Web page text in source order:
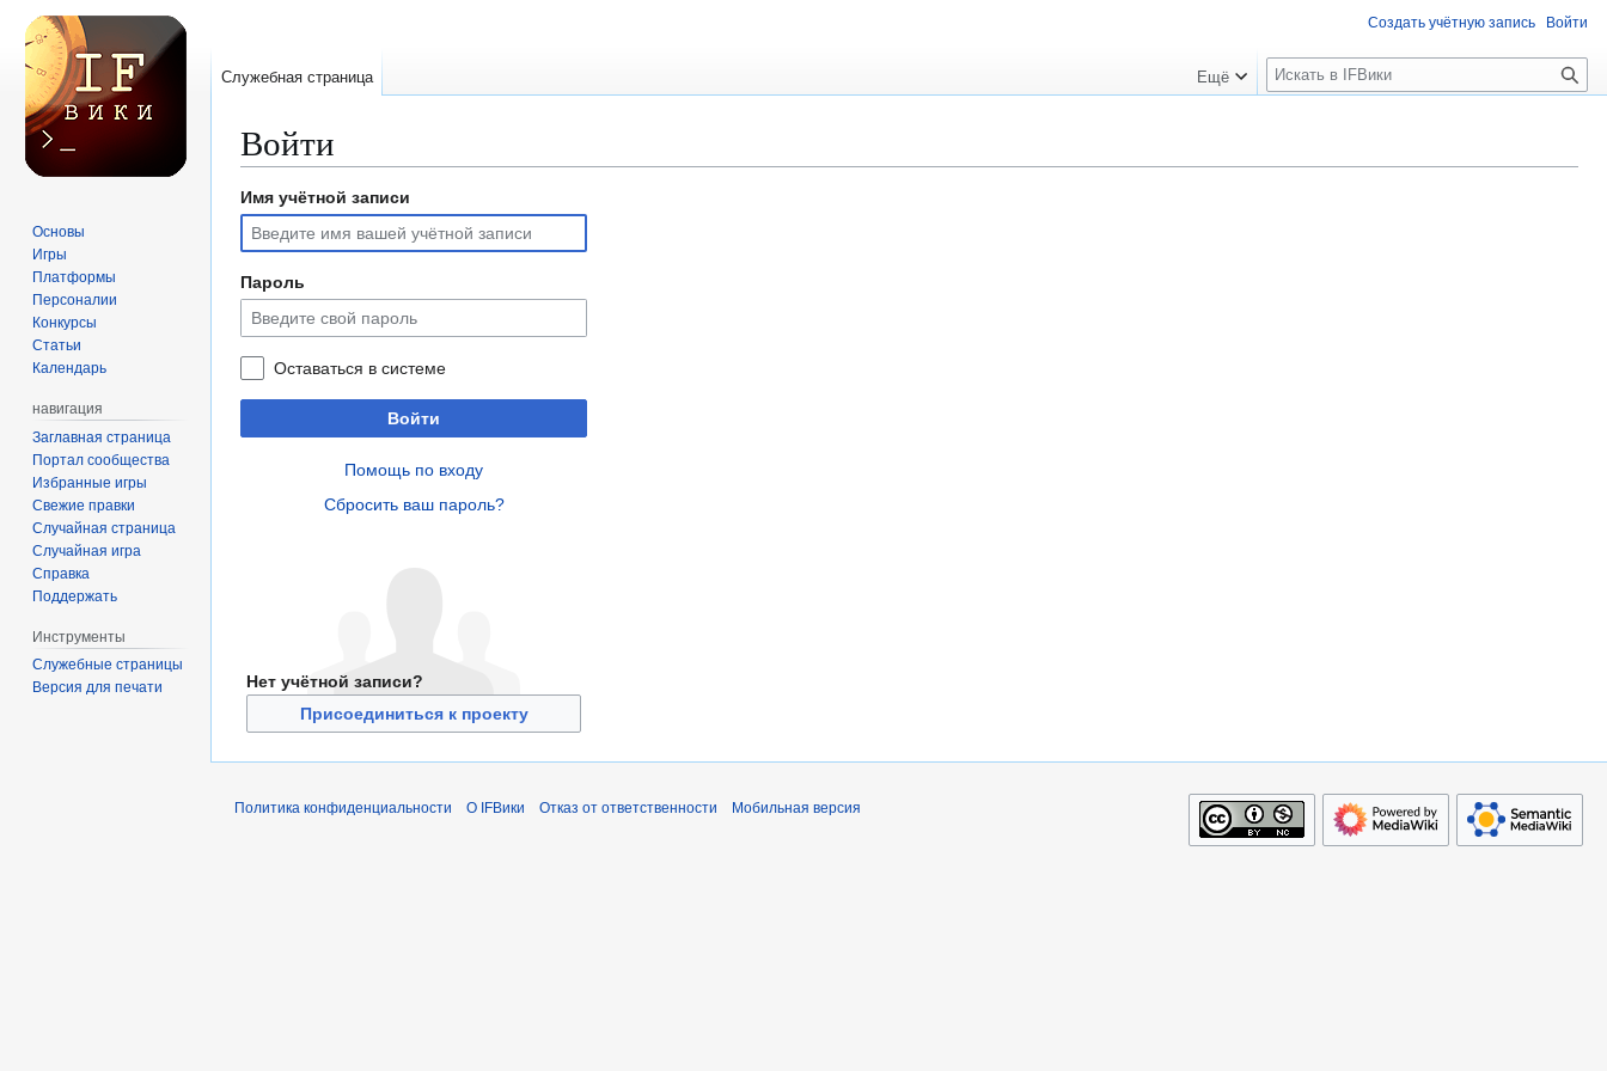
Войти
Перейти
навигации
Перейти
поиску
Имя учётной записи
Пароль
Оставаться в системе
Войти
Помощь по входу
Сбросить ваш пароль?
Нет учётной записи?
Присоединиться к проекту
Создать учётную запись Войти
Служебная страница Ещё
П
о
к
Основы
Игры
Платформы
Персоналии
Конкурсы
Статьи
Календарь
навигация
Заглавная страница
Портал сообщества
Избранные игры
Свежие правки
Случайная страница
Случайная игра
Справка
Поддержать
Инструменты
Служебные страницы
Версия для печати
Политика конфиденциальности О IFВики Отказ от ответственности Мобильная версия